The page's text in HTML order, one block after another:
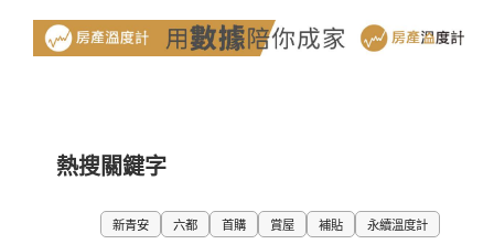
熱搜關鍵字
新青安 六都 首購 賞屋 補貼 永續溫度計